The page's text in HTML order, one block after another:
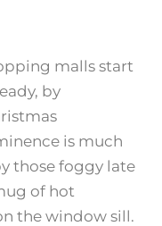
malls start
by
is much
those foggy late
of hot
the window sill.